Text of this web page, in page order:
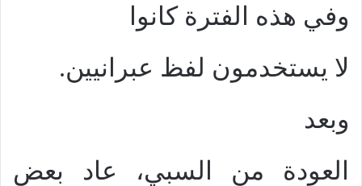
وفي هذه الفترة كانوا
لا يستخدمون لفظ عبرانيين.
وبعد
العودة من السبي، عاد بعض